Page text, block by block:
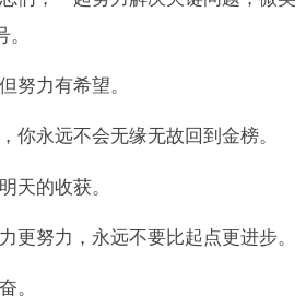
努力有希望。
你永远不会无缘无故回到金榜。
天的收获。
更努力，永远不要比起点更进步。
。